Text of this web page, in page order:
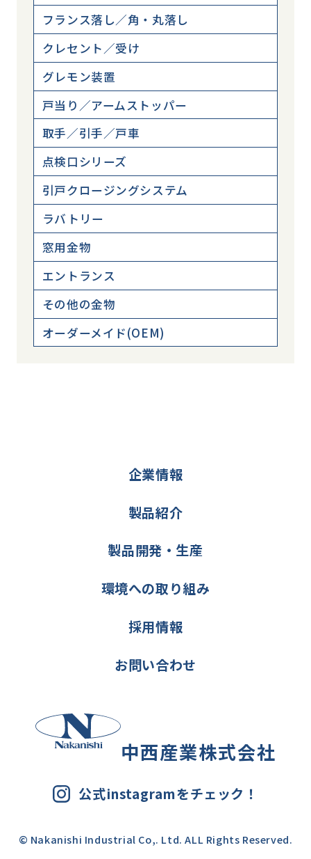
フランス落し／角・丸落し
クレセント／受け
グレモン装置
戸当り／アームストッパー
取手／引手／戸車
点検口シリーズ
引戸クロージングシステム
ラバトリー
窓用金物
エントランス
その他の金物
オーダーメイド(OEM)
中西産業株式会社
公式instagramをチェック！
企業情報
製品紹介
製品開発・生産
環境への取り組み
採用情報
お問い合わせ
© Nakanishi Industrial Co,. Ltd. ALL Rights Reserved.